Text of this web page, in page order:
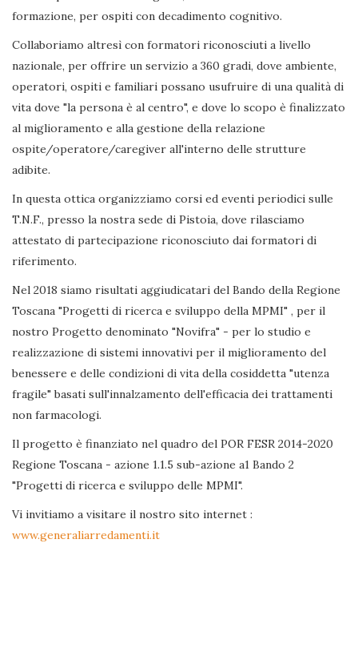
formazione, per ospiti con decadimento cognitivo.
Collaboriamo altresì con formatori riconosciuti a livello
nazionale, per offrire un servizio a 360 gradi, dove ambiente,
operatori, ospiti e familiari possano usufruire di una qualità di
vita dove "la persona è al centro", e dove lo scopo è finalizzato
al miglioramento e alla gestione della relazione
ospite/operatore/caregiver all'interno delle strutture
adibite.
In questa ottica organizziamo corsi ed eventi periodici sulle
T.N.F., presso la nostra sede di Pistoia, dove rilasciamo
attestato di partecipazione riconosciuto dai formatori di
riferimento.
Nel 2018 siamo risultati aggiudicatari del Bando della Regione
Toscana "Progetti di ricerca e sviluppo della MPMI" , per il
nostro Progetto denominato "Novifra" - per lo studio e
realizzazione di sistemi innovativi per il miglioramento del
benessere e delle condizioni di vita della cosiddetta "utenza
fragile" basati sull'innalzamento dell'efficacia dei trattamenti
non farmacologi.
Il progetto è finanziato nel quadro del POR FESR 2014-2020
Regione Toscana - azione 1.1.5 sub-azione a1 Bando 2
"Progetti di ricerca e sviluppo delle MPMI".
Vi invitiamo a visitare il nostro sito internet :
www.generaliarredamenti.it